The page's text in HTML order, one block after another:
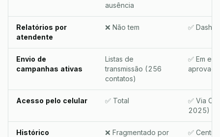
ausência
Relatórios por
atendente
❌ Não tem ✅
Envio de
campanhas ativas
Listas de
transmissão (256
contatos)
✅ Em
Acesso pelo celular ✅ Total
✅ Via
2025)
Histórico
❌ Fragmentado por
✅